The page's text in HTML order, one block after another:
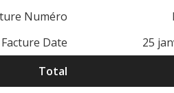
Numéro
Facture Date
25
Total